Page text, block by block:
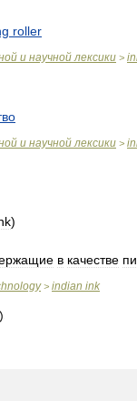
roller
и научной лексики >
и научной лексики >
)
в качестве
> indian ink